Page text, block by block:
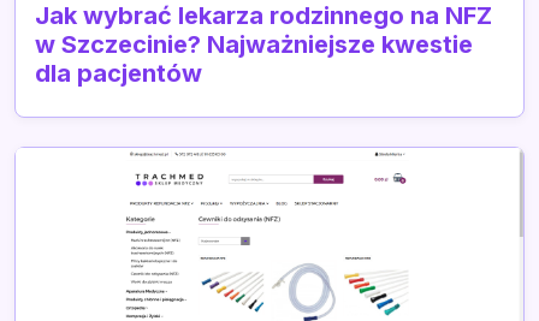
Jak wybrać lekarza rodzinnego na NFZ
w Szczecinie? Najważniejsze kwestie
dla pacjentów